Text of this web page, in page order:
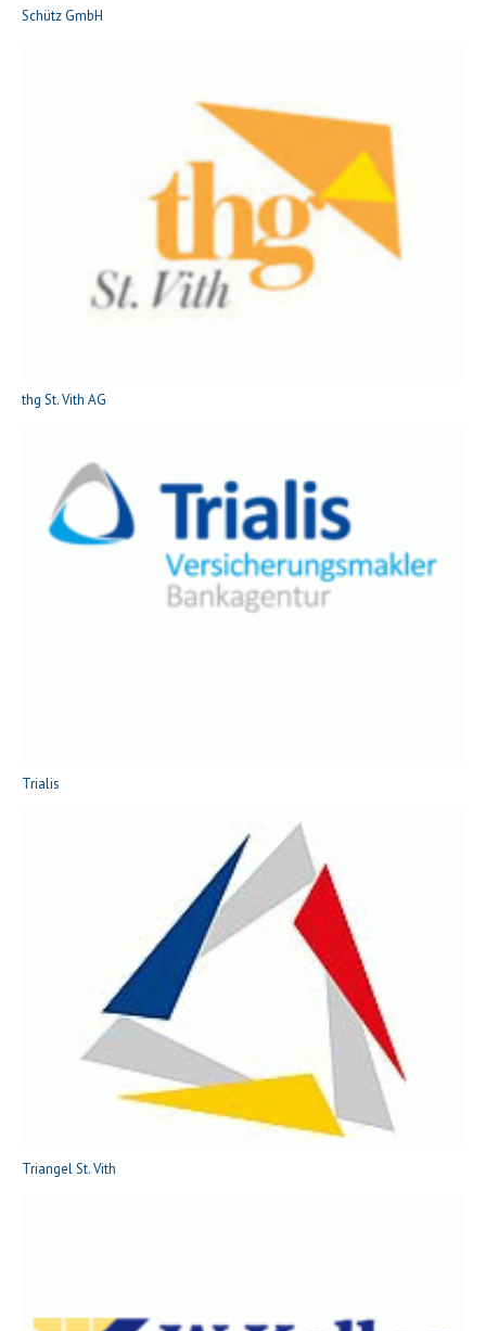
Schütz GmbH
thg St. Vith AG
Trialis
Triangel St. Vith